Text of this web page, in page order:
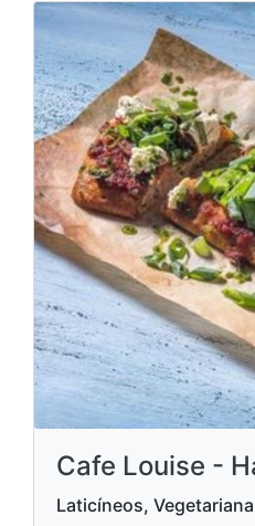
Cafe Louise -
Laticíneos, Vegetariana